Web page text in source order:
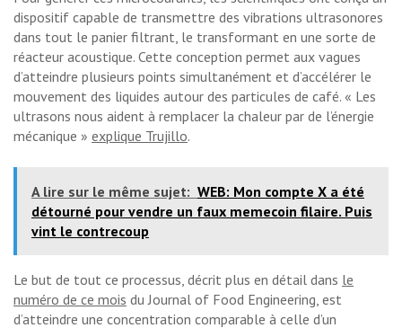
dispositif capable de transmettre des vibrations ultrasonores
dans tout le panier filtrant, le transformant en une sorte de
réacteur acoustique. Cette conception permet aux vagues
d’atteindre plusieurs points simultanément et d’accélérer le
mouvement des liquides autour des particules de café. « Les
ultrasons nous aident à remplacer la chaleur par de l’énergie
mécanique » explique Trujillo.
A lire sur le même sujet: WEB: Mon compte X a été
détourné pour vendre un faux memecoin filaire. Puis
vint le contrecoup
Le but de tout ce processus, décrit plus en détail dans le
numéro de ce mois du Journal of Food Engineering, est
d’atteindre une concentration comparable à celle d’un